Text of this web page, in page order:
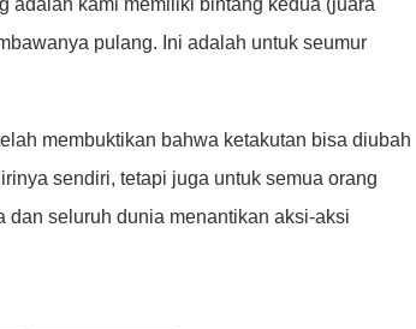
adalah kami memiliki bintang kedua (juara
pulang. Ini adalah untuk seumur
membuktikan bahwa ketakutan bisa diubah
sendiri, tetapi juga untuk semua orang
dan seluruh dunia menantikan aksi-aksi